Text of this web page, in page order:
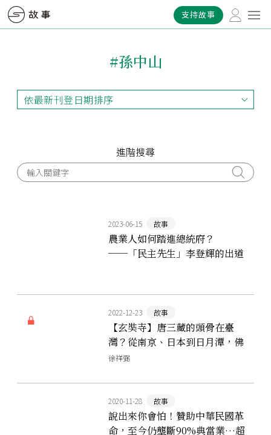
支持故事
#孫中山
依最新刊登日期排序
依最新刊登日期排序
進階搜尋
2023-06-15 故事
農業人如何踏進總統府？
──「民主先生」李登輝的出道
2022-12-23 故事
【玄奘寺】唐三藏的頭骨在臺
灣？從南京、日本到日月潭，佛
教聖物的驚奇之旅
徐祥弼
2020-11-28 故事
說出來你會怕！贊助中華民國革
命，至今仍壟斷90%典當業…超